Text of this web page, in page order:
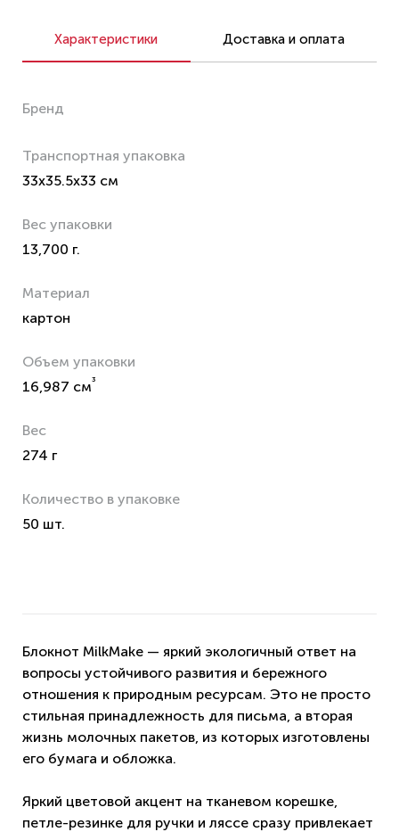
Характеристики Доставка и оплата
Бренд
Транспортная упаковка
33x35.5x33 см
Вес упаковки
13,700 г.
Материал
картон
Объем упаковки
16,987 см³
Вес
274 г
Количество в упаковке
50 шт.
Блокнот MilkMake — яркий экологичный ответ на
вопросы устойчивого развития и бережного
отношения к природным ресурсам. Это не просто
стильная принадлежность для письма, а вторая
жизнь молочных пакетов, из которых изготовлены
его бумага и обложка.
Яркий цветовой акцент на тканевом корешке,
петле-резинке для ручки и ляссе сразу привлекает